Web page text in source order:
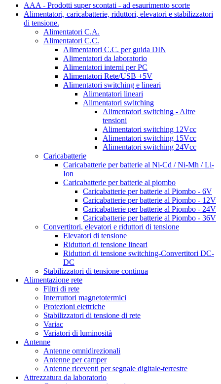
AAA - Prodotti super scontati - ad esaurimento scorte
Alimentatori, caricabatterie, riduttori, elevatori e stabilizzatori
di tensione.
Alimentatori C.A.
Alimentatori C.C.
Alimentatori C.C. per guida DIN
Alimentatori da laboratorio
Alimentatori interni per PC
Alimentatori Rete/USB +5V
Alimentatori switching e lineari
Alimentatori lineari
Alimentatori switching
Alimentatori switching - Altre
tensioni
Alimentatori switching 12Vcc
Alimentatori switching 15Vcc
Alimentatori switching 24Vcc
Caricabatterie
Caricabatterie per batterie al Ni-Cd / Ni-Mh / Li-
Ion
Caricabatterie per batterie al piombo
Caricabatterie per batterie al Piombo - 6V
Caricabatterie per batterie al Piombo - 12V
Caricabatterie per batterie al Piombo - 24V
Caricabatterie per batterie al Piombo - 36V
Convertitori, elevatori e riduttori di tensione
Elevatori di tensione
Riduttori di tensione lineari
Riduttori di tensione switching-Convertitori DC-
DC
Stabilizzatori di tensione continua
Alimentazione rete
Filtri di rete
Interruttori magnetotermici
Protezioni elettriche
Stabilizzatori di tensione di rete
Variac
Variatori di luminosità
Antenne
Antenne omnidirezionali
Antenne per camper
Antenne riceventi per segnale digitale-terrestre
Attrezzatura da laboratorio